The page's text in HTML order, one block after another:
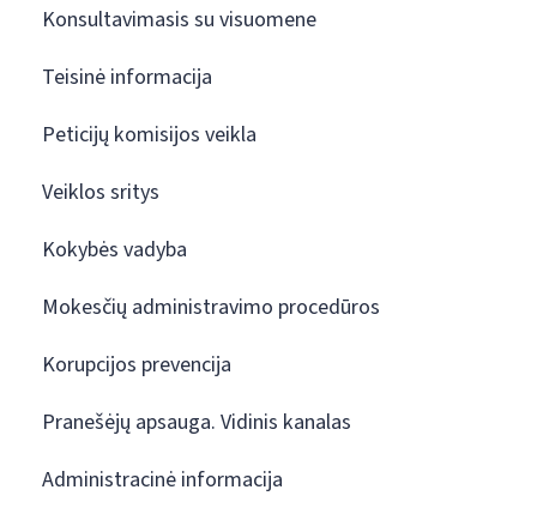
Konsultavimasis su visuomene
Teisinė informacija
Peticijų komisijos veikla
Veiklos sritys
Kokybės vadyba
Mokesčių administravimo procedūros
Korupcijos prevencija
Pranešėjų apsauga. Vidinis kanalas
Administracinė informacija